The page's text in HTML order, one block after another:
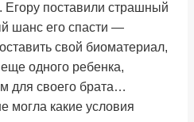
Егору поставили страшный
шанс его спасти —
свой биоматериал,
одного ребенка,
для своего брата…
могла какие условия